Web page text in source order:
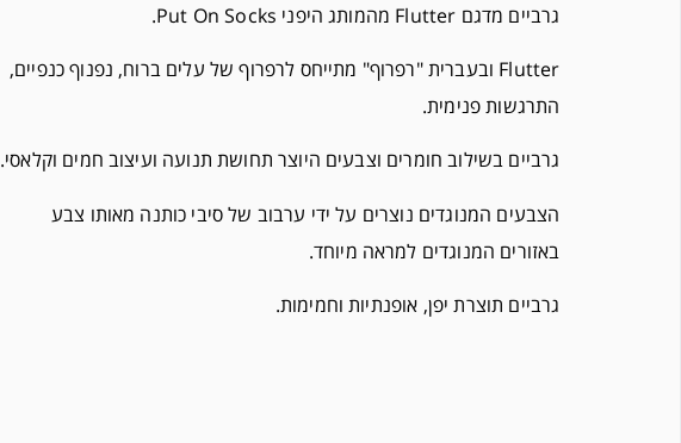
גרביים מדגם Flutter מהמותג היפני Put On Socks.
Flutter ובעברית "רפרוף" מתייחס לרפרוף של עלים ברוח, נפנוף כנפיים,
התרגשות פנימית.
גרביים בשילוב חומרים וצבעים היוצר תחושת תנועה ועיצוב חמים וקלאסי.
הצבעים המנוגדים נוצרים על ידי ערבוב של סיבי כותנה מאותו צבע
באזורים המנוגדים למראה מיוחד.
גרביים תוצרת יפן, אופנתיות וחמימות.